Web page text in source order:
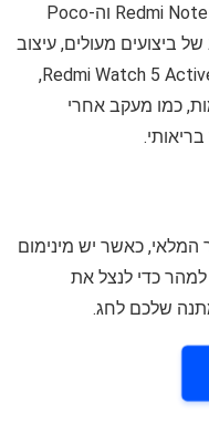
גבוהה במחירים תחרותיים. סדרות ה-Redmi Note וה-Poco
ביצועים מעולים, עיצוב
מרהיב ומחיר נגיש. עם השעון החכם Redmi Watch 5 Active,
כמו מעקב אחרי
20.04 או עד גמר המלאי, כאשר יש מינימום
למהר כדי לנצל את
שלכם לחג.